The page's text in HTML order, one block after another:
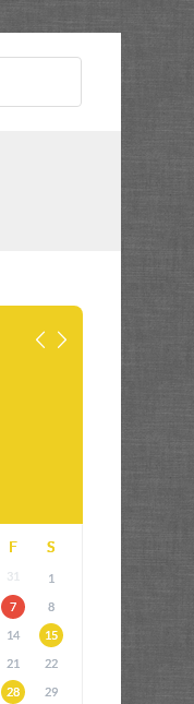
F S
31 1
7 8
14 15
21 22
28 29